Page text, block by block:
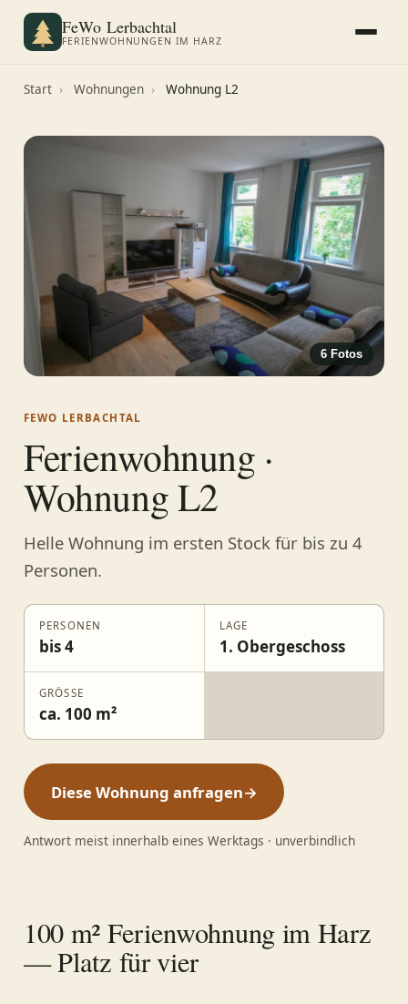
FeWo Lerbachtal
FERIENWOHNUNGEN IM HARZ
Start › Wohnungen › Wohnung L2
6 Fotos
FEWO LERBACHTAL
Ferienwohnung ·
Wohnung L2
Helle Wohnung im ersten Stock für bis zu 4
Personen.
PERSONEN
bis 4
LAGE
1. Obergeschoss
GRÖSSE
ca. 100 m²
Diese Wohnung anfragen→
Antwort meist innerhalb eines Werktags · unverbindlich
100 m² Ferienwohnung im Harz
— Platz für vier